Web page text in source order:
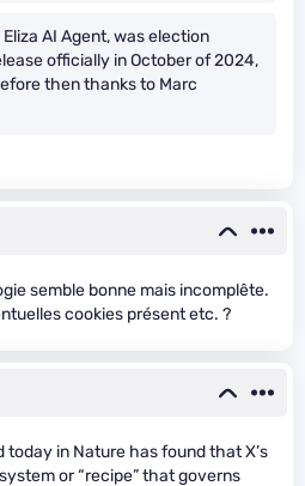
AI Agent, was election
officially in October of 2024,
then thanks to Marc
semble bonne mais incomplête.
cookies présent etc. ?
in Nature has found that X’s
or “recipe” that governs